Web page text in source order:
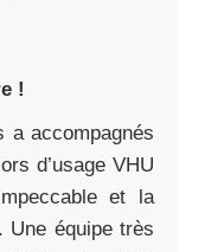
!
a accompagnés
d’usage VHU
et la
Une équipe très